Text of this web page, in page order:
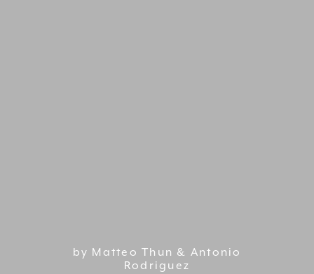
by Matteo Thun & Antonio
Rodriguez